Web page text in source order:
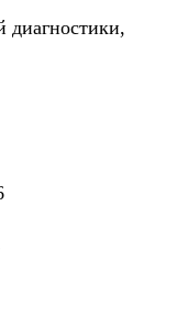
диагностики,